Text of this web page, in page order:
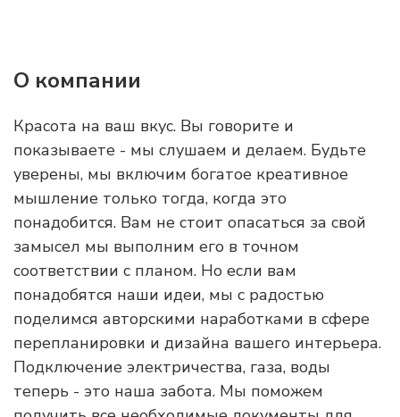
О компании
Красота на ваш вкус. Вы говорите и
показываете - мы слушаем и делаем. Будьте
уверены, мы включим богатое креативное
мышление только тогда, когда это
понадобится. Вам не стоит опасаться за свой
замысел мы выполним его в точном
соответствии с планом. Но если вам
понадобятся наши идеи, мы с радостью
поделимся авторскими наработками в сфере
перепланировки и дизайна вашего интерьера.
Подключение электричества, газа, воды
теперь - это наша забота. Мы поможем